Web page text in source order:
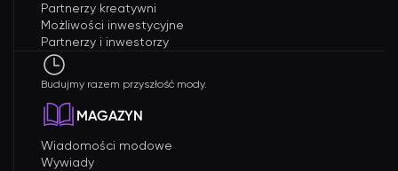
Partnerzy kreatywni
Możliwości inwestycyjne
Partnerzy i inwestorzy
Budujmy razem przyszłość mody.
MAGAZYN
Wiadomości modowe
Wywiady